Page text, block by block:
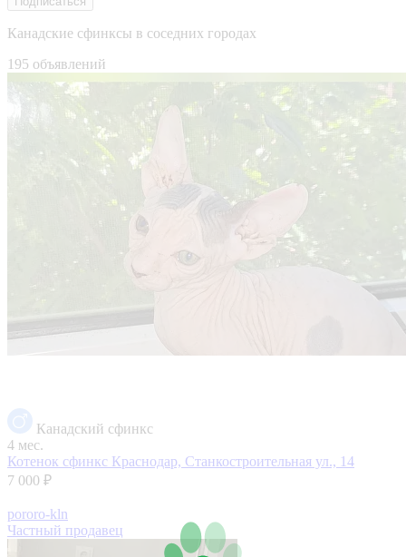
Канадские сфинксы в соседних городах
195 объявлений
Канадский сфинкс
4 мес.
Котенок сфинкс Краснодар, Станкостроительная ул., 14
7 000 ₽
pororo-kln
Частный продавец